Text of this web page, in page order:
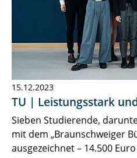
15.12.2023
TU | Leistungsstark
Sieben Studierende,
mit dem „Braunschweiger
ausgezeichnet – 14.500